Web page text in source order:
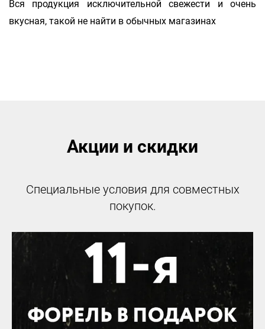
Вся продукция исключительной свежести и очень
вкусная, такой не найти в обычных магазинах
Акции и скидки
Специальные условия для совместных
покупок.